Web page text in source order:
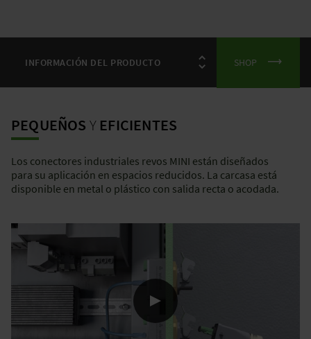
SHOP
PEQUEÑOS Y EFICIENTES
Los conectores industriales revos MINI están diseñados
para su aplicación en espacios reducidos. La carcasa está
disponible en metal o plástico con salida recta o acodada.